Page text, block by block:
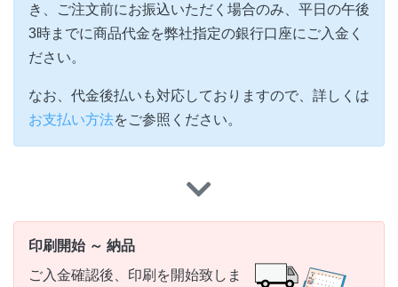
き、ご注文前にお振込いただく場合のみ、平日の午後
3時までに商品代金を弊社指定の銀行口座にご入金く
ださい。
なお、代金後払いも対応しておりますので、詳しくは
お支払い方法をご参照ください。
印刷開始 ～ 納品
ご入金確認後、印刷を開始致しま